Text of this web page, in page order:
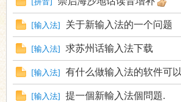
[输入法] 关于新输入法的一个问题
[输入法] 求苏州话输入法下载
[输入法] 有什么做输入法的软件可
[输入法] 提一個新輸入法個問題.